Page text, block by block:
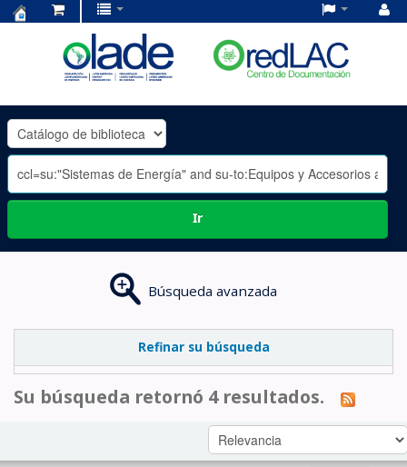
OLADE
-
Ir
Búsqueda avanzada
Refinar su búsqueda
Su búsqueda retornó 4 resultados.